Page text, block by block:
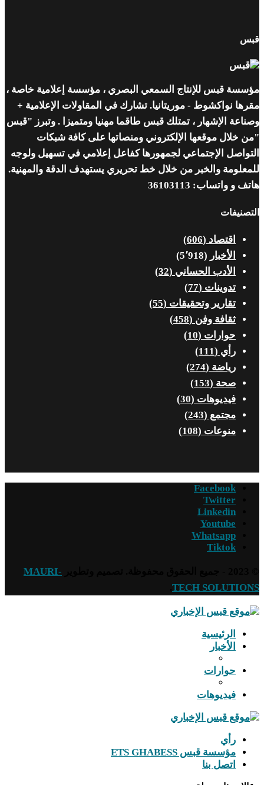
قبس
مؤسسة قبس للإنتاج السمعي البصري ، مؤسسة إعلامية خاصة ،
مقرها نواكشوط - موريتانيا. تشارك في المقاولات الإعلامية +
وصناعة الإشهار ، تمتلك قبس طاقما مهنيا ومتميزا . وتبرز "قبس
"من خلال موقعها الإلكتروني ومنصاتها على كافة شبكات
التواصل الإجتماعي لجمهورها كفاعل إعلامي في تسهيل ولوجه
للمعلومة والخبر من خلال خط تحريري يستهدف الدقة والمهنية.
هاتف و واتساب: 36103113
التصنيفات
اقتصاد (606)
الأخبار (5٬918)
الأدب الحساني (32)
تدوينات (77)
تقارير وتحقيقات (55)
ثقافة وفن (458)
حوارات (10)
رأي (111)
رياضة (274)
صحة (153)
فيديوهات (30)
مجتمع (243)
منوعات (108)
Facebook
Twitter
Linkedin
Youtube
Whatsapp
Tiktok
MAURI-
TECH SOLUTIONS
الرئيسية
الأخبار
حوارات
فيديوهات
رأي
مؤسسة قبس ETS GHABESS
اتصل بنا